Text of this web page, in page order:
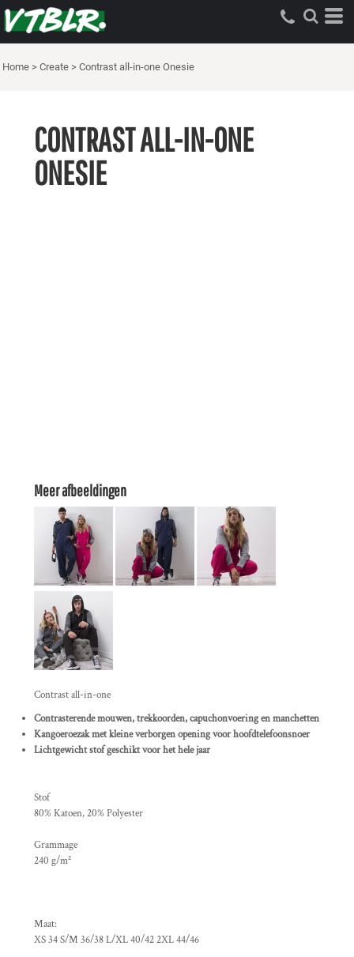
Home > Create > Contrast all-in-one Onesie
CONTRAST ALL-IN-ONE
ONESIE
Meer afbeeldingen
Contrast all-in-one
Contrasterende mouwen, trekkoorden, capuchonvoering en manchetten
Kangoeroezak met kleine verborgen opening voor hoofdtelefoonsnoer
Lichtgewicht stof geschikt voor het hele jaar
Stof
80% Katoen, 20% Polyester
Grammage
240 g/m²
Maat:
XS34S/M 36/38L/XL40/422XL44/46